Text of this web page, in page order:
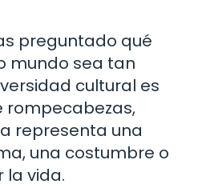
preguntado qué
mundo sea tan
cultural es
rompecabezas,
representa una
una costumbre o
la vida.